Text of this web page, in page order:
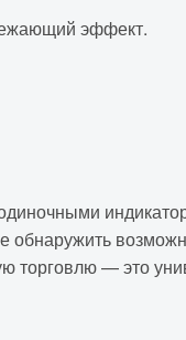
эффект.
обнаружить
торговлю — это